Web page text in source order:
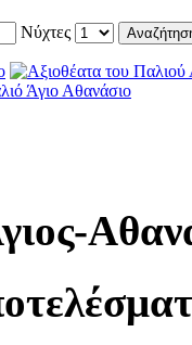
Νύχτες